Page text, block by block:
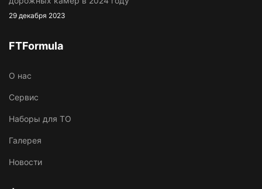
29 декабря 2023
FTFormula
O нас
Сервис
Наборы для ТО
Галерея
Новости